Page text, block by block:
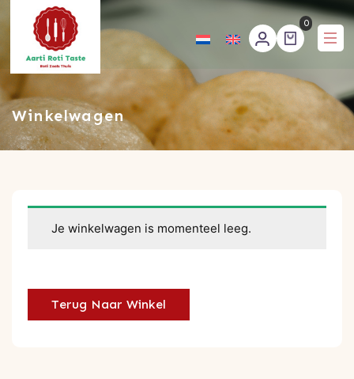
Aartirotitaste
0
Winkelwagen
Je winkelwagen is momenteel leeg.
Terug Naar Winkel